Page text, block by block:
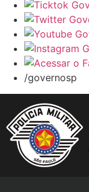
/governosp